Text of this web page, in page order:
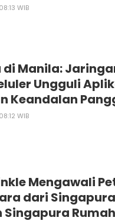
WIB
Manila:
Ungguli
Keandalan
WIB
Mengawali
dari
Singapura